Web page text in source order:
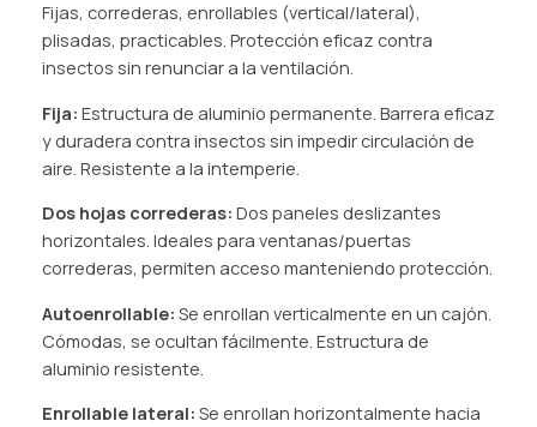
Fijas, correderas, enrollables (vertical/lateral),
plisadas, practicables. Protección eficaz contra
insectos sin renunciar a la ventilación.
Fija: Estructura de aluminio permanente. Barrera eficaz
y duradera contra insectos sin impedir circulación de
aire. Resistente a la intemperie.
Dos hojas correderas: Dos paneles deslizantes
horizontales. Ideales para ventanas/puertas
correderas, permiten acceso manteniendo protección.
Autoenrollable: Se enrollan verticalmente en un cajón.
Cómodas, se ocultan fácilmente. Estructura de
aluminio resistente.
Enrollable lateral: Se enrollan horizontalmente hacia